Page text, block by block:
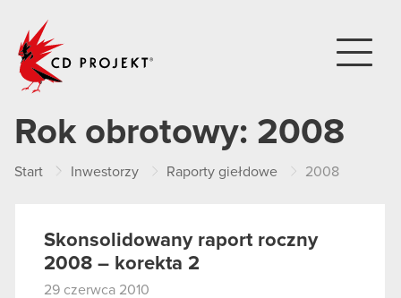
Rok obrotowy: 2008
Start Inwestorzy Raporty giełdowe 2008
Skonsolidowany raport roczny
2008 – korekta 2
29 czerwca 2010